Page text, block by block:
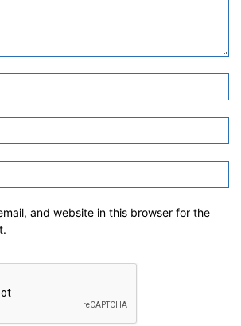
and website in this browser for the